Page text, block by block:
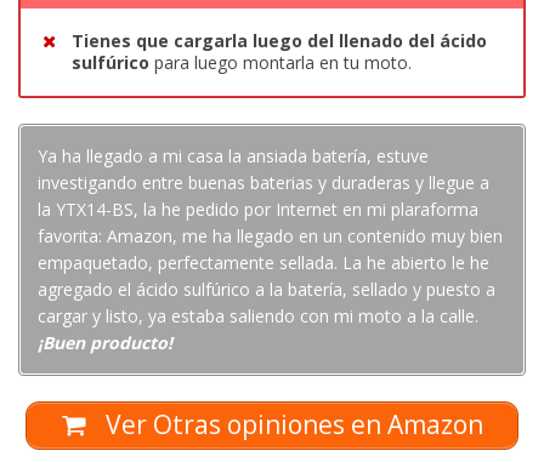
Tienes que cargarla luego del llenado del ácido
sulfúrico para luego montarla en tu moto.
Ya ha llegado a mi casa la ansiada batería, estuve
investigando entre buenas baterias y duraderas y llegue a
la YTX14-BS, la he pedido por Internet en mi plaraforma
favorita: Amazon, me ha llegado en un contenido muy bien
empaquetado, perfectamente sellada. La he abierto le he
agregado el ácido sulfúrico a la batería, sellado y puesto a
cargar y listo, ya estaba saliendo con mi moto a la calle.
¡Buen producto!
Ver Otras opiniones en Amazon